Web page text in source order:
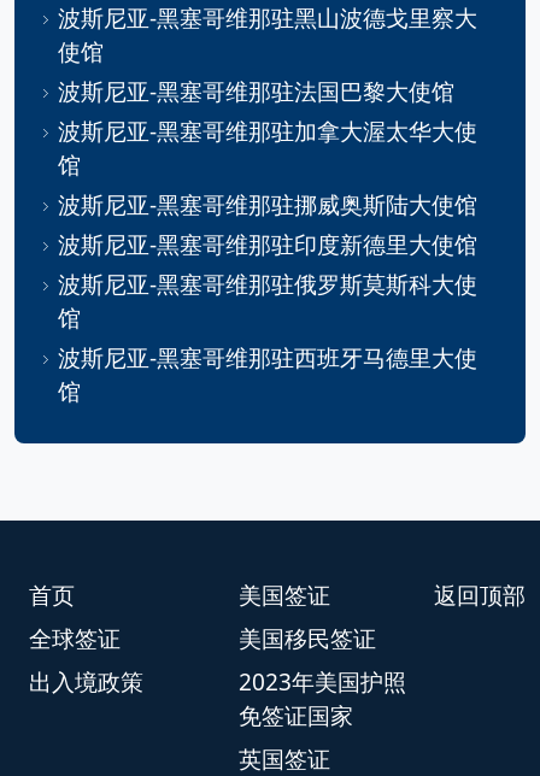
波斯尼亚-黑塞哥维那驻黑山波德戈里察大
使馆
波斯尼亚-黑塞哥维那驻法国巴黎大使馆
波斯尼亚-黑塞哥维那驻加拿大渥太华大使
馆
波斯尼亚-黑塞哥维那驻挪威奥斯陆大使馆
波斯尼亚-黑塞哥维那驻印度新德里大使馆
波斯尼亚-黑塞哥维那驻俄罗斯莫斯科大使
馆
波斯尼亚-黑塞哥维那驻西班牙马德里大使
馆
返回顶部
首页
全球签证
出入境政策
美国签证
美国移民签证
2023年美国护照
免签证国家
英国签证